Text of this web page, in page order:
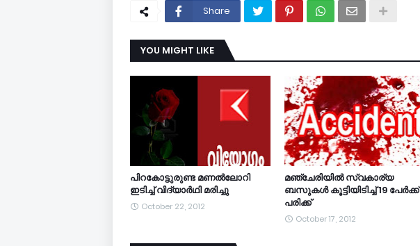
Share
YOU MIGHT LIKE
പിറകോട്ടുരുണ്ട മണല്‍ലോറി
ഇടിച്ച് വിദ്യാര്‍ഥി മരിച്ചു
October 22, 2012
മഞ്ചേരിയില്‍ സ്വകാര്യ
ബസുകള്‍ കൂട്ടിയിടിച്ച് 19 പേര്‍ക്ക്
പരിക്ക്
October 17, 2012